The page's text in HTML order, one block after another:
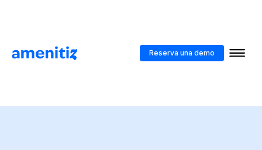
Reserva una demo
Tokenizar: Definición y